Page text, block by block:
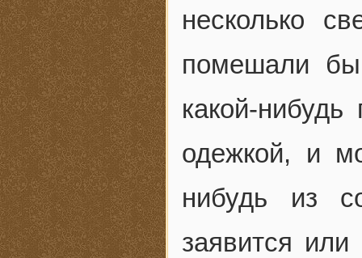
несколько
помешали
какой-
одежкой, и
нибудь из
заявится или